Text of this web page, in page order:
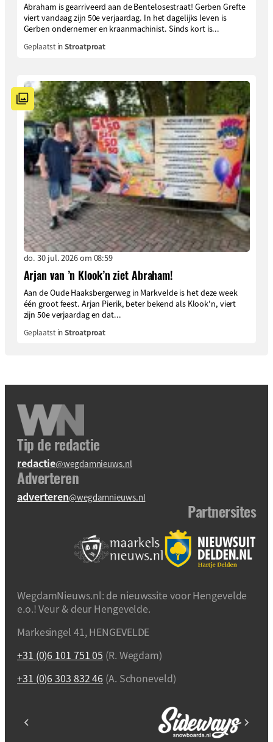
Abraham is gearriveerd aan de Bentelosestraat! Gerben Grefte
viert vandaag zijn 50e verjaardag. In het dagelijks leven is
Gerben ondernemer en kraanmachinist. Sinds kort is...
Geplaatst inStroatproat
do. 30 jul. 2026 om 08:59
Arjan van ’n Klook’n ziet Abraham!
Aan de Oude Haaksbergerweg in Markvelde is het deze week
één groot feest. Arjan Pierik, beter bekend als Klook'n, viert
zijn 50e verjaardag en dat...
Geplaatst inStroatproat
Tip de redactie
redactie@wegdamnieuws.nl
Adverteren
adverteren@wegdamnieuws.nl
Partnersites
WegdamNieuws.nl: de nieuwssite voor Hengevelde
e.o.! Veur & deur Hengevelde.
Markesingel 41, HENGEVELDE
+31 (0)6 101 751 05 (R. Wegdam)
+31 (0)6 303 832 46 (A. Schoneveld)